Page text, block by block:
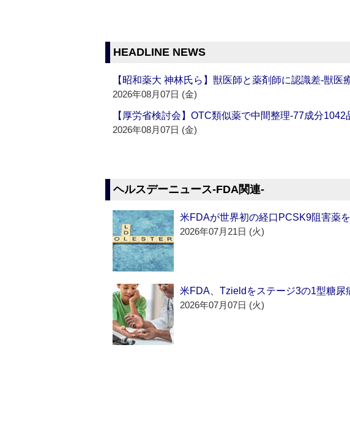
HEADLINE NEWS
【昭和薬大 神林氏ら】獣医師と薬剤師に認識差‐獣医
2026年08月07日 (金)
【厚労省検討会】OTC類似薬で中間整理‐77成分1042
2026年08月07日 (金)
ヘルスデーニュース‐FDA関連‐
米FDAが世界初の経口PCSK9阻害薬
2026年07月21日 (火)
米FDA、Tzieldをステージ3の1型糖尿
2026年07月07日 (火)